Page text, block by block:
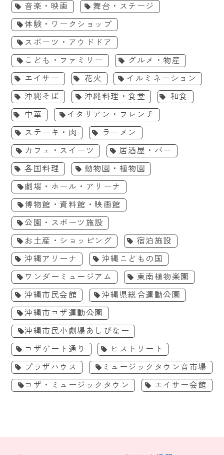
音楽・映画
舞台・ステージ
体験・ワークショップ
スポーツ・アウドドア
こども・ファミリー
グルメ・物産
エイサー
花火
イルミネーション
沖縄そば
沖縄料理・食堂
和食
中華
イタリアン・フレンチ
ステーキ・肉
ラーメン
カフェ・スイーツ
居酒屋・バー
各国料理
動物園・植物園
劇場・ホール・アリーナ
博物館・資料館・映画館
公園・スポーツ施設
お土産・ショッピング
宿泊施設
沖縄アリーナ
沖縄こどもの国
ワンダーミュージアム
東南植物楽園
沖縄市民会館
沖縄県総合運動公園
沖縄市コザ運動公園
沖縄市民小劇場あしびなー
コザゲート通り
ヒストリート
プラザハウス
ミュージックタウン音市場
コザ・ミュージックタウン
エイサー会館